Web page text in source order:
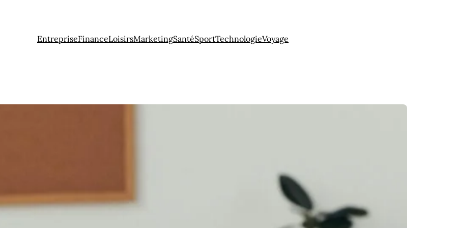
EntrepriseFinanceLoisirsMarketingSantéSportTechnologieVoyage